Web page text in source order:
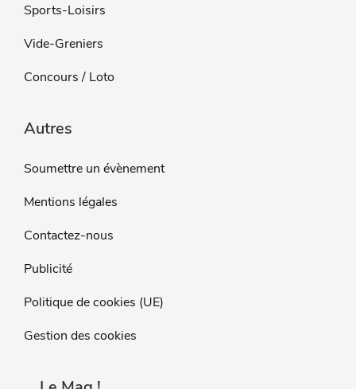
Sports-Loisirs
Vide-Greniers
Concours / Loto
Autres
Soumettre un évènement
Mentions légales
Contactez-nous
Publicité
Politique de cookies (UE)
Gestion des cookies